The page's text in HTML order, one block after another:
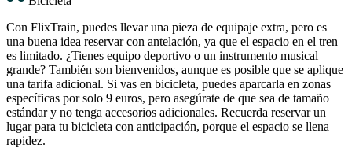
Con FlixTrain, puedes llevar una pieza de equipaje extra, pero es
una buena idea reservar con antelación, ya que el espacio en el tren
es limitado. ¿Tienes equipo deportivo o un instrumento musical
grande? También son bienvenidos, aunque es posible que se aplique
una tarifa adicional. Si vas en bicicleta, puedes aparcarla en zonas
específicas por solo 9 euros, pero asegúrate de que sea de tamaño
estándar y no tenga accesorios adicionales. Recuerda reservar un
lugar para tu bicicleta con anticipación, porque el espacio se llena
rapidez.